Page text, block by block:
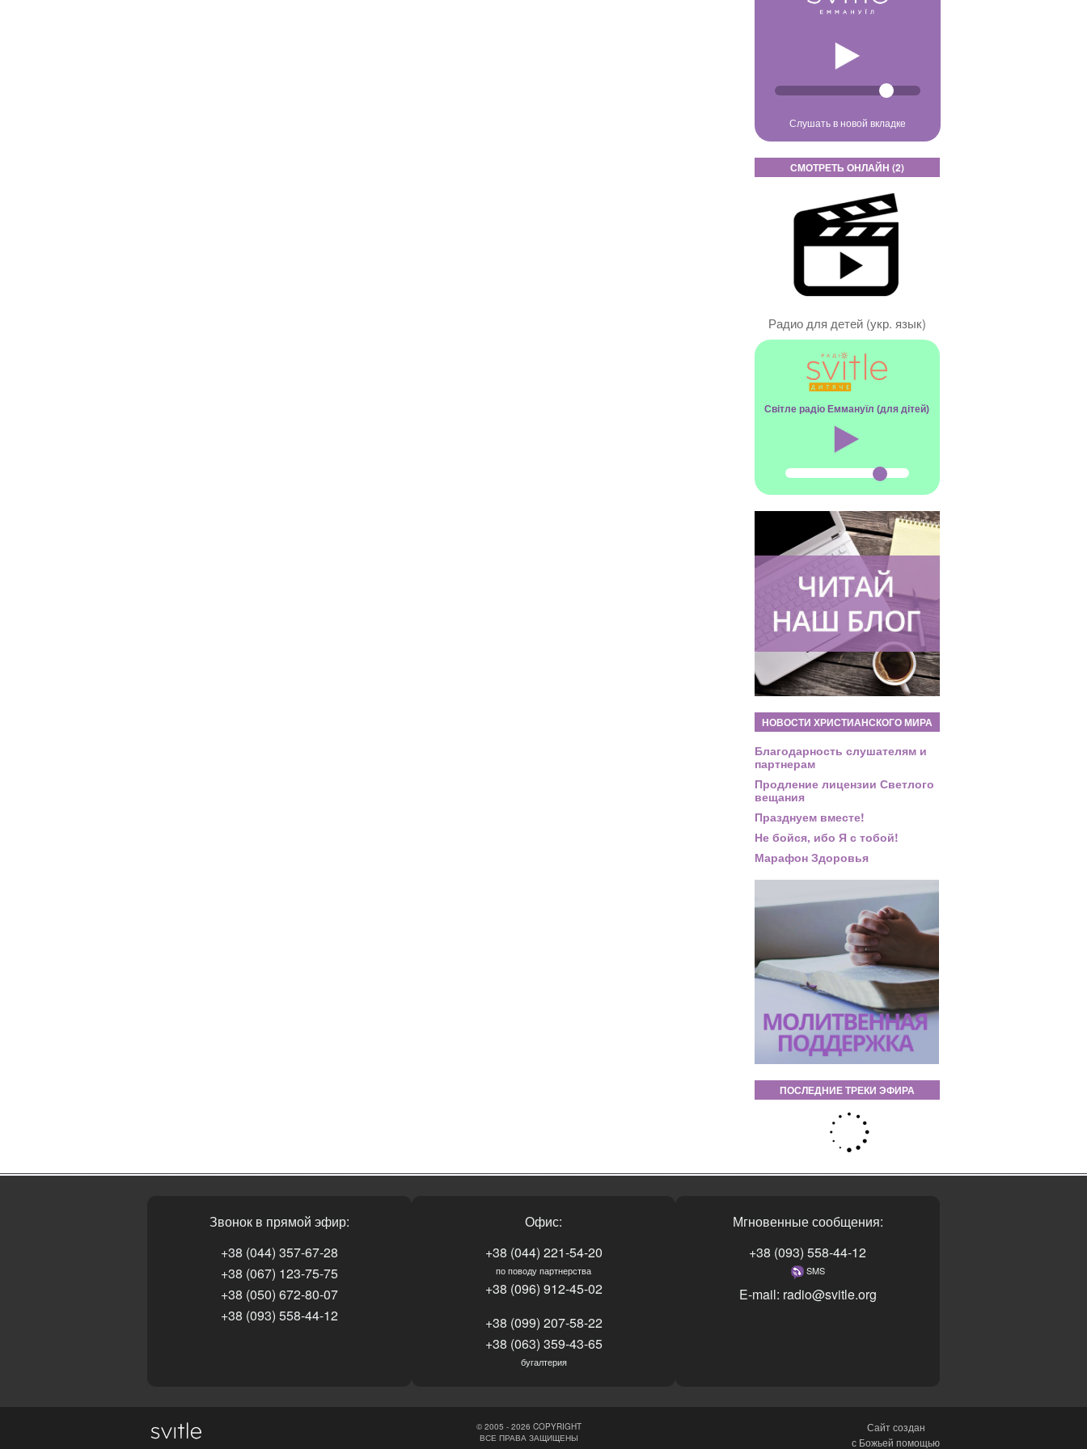
Слушать в новой вкладке
СМОТРЕТЬ ОНЛАЙН (2)
Радио для детей (укр. язык)
Світле радіо Еммануїл (для дітей)
НОВОСТИ ХРИСТИАНСКОГО МИРА
Благодарность слушателям и
партнерам
Продление лицензии Светлого
вещания
Празднуем вместе!
Не бойся, ибо Я с тобой!
Марафон Здоровья
ПОСЛЕДНИЕ ТРЕКИ ЭФИРА
Звонок в прямой эфир:
+38 (044) 357-67-28
+38 (067) 123-75-75
+38 (050) 672-80-07
+38 (093) 558-44-12
Офис:
+38 (044) 221-54-20
по поводу партнерства
+38 (096) 912-45-02
+38 (099) 207-58-22
+38 (063) 359-43-65
бугалтерия
Мгновенные сообщения:
+38 (093) 558-44-12
SMS
E-mail: radio@svitle.org
Сайт создан
с Божьей помощью
© 2005 - 2026 COPYRIGHT
ВСЕ ПРАВА ЗАЩИЩЕНЫ